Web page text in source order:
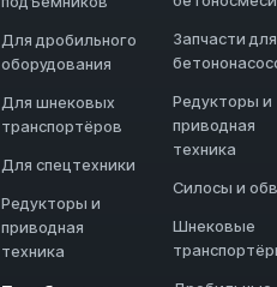
Для дробильного
оборудования
Для шнековых
транспортёров
Для спецтехники
Редукторы и
приводная
техника
Запчасти для
Редукторы и
приводная
техника
Силосы и
Шнековые